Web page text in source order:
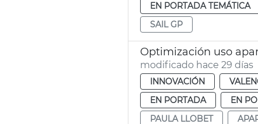
EN PORTADA TEMÁTICA
SAIL GP
Optimización uso
modificado hace 29 días
INNOVACIÓN
EN PORTADA
EN
PAULA LLOBET